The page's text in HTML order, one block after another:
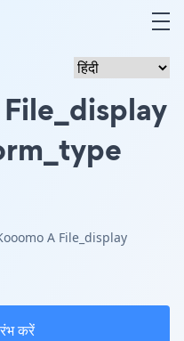
File_display
Kooomo A File_display
करें